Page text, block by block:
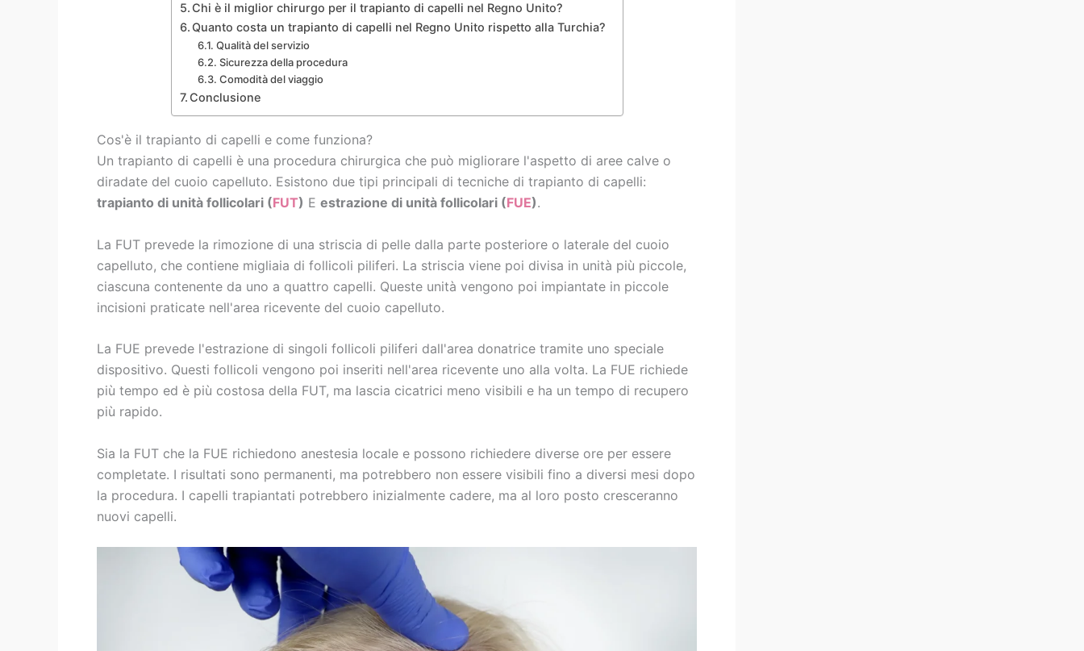
Chi è il miglior chirurgo per il trapianto di capelli nel Regno Unito?
Quanto costa un trapianto di capelli nel Regno Unito rispetto alla Turchia?
Qualità del servizio
Sicurezza della procedura
Comodità del viaggio
Conclusione
Cos'è il trapianto di capelli e come funziona?
Un trapianto di capelli è una procedura chirurgica che può migliorare l'aspetto di aree calve o
diradate del cuoio capelluto. Esistono due tipi principali di tecniche di trapianto di capelli:
trapianto di unità follicolari (FUT) E estrazione di unità follicolari (FUE).
La FUT prevede la rimozione di una striscia di pelle dalla parte posteriore o laterale del cuoio
capelluto, che contiene migliaia di follicoli piliferi. La striscia viene poi divisa in unità più piccole,
ciascuna contenente da uno a quattro capelli. Queste unità vengono poi impiantate in piccole
incisioni praticate nell'area ricevente del cuoio capelluto.
La FUE prevede l'estrazione di singoli follicoli piliferi dall'area donatrice tramite uno speciale
dispositivo. Questi follicoli vengono poi inseriti nell'area ricevente uno alla volta. La FUE richiede
più tempo ed è più costosa della FUT, ma lascia cicatrici meno visibili e ha un tempo di recupero
più rapido.
Sia la FUT che la FUE richiedono anestesia locale e possono richiedere diverse ore per essere
completate. I risultati sono permanenti, ma potrebbero non essere visibili fino a diversi mesi dopo
la procedura. I capelli trapiantati potrebbero inizialmente cadere, ma al loro posto cresceranno
nuovi capelli.